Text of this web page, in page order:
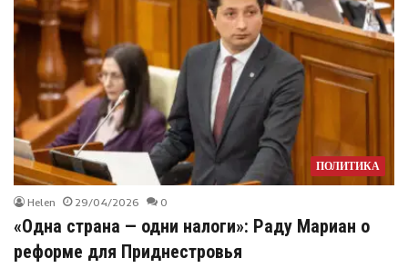
ПОЛИТИКА
Helen 29/04/2026 0
«Одна страна — одни налоги»: Раду Мариан о
реформе для Приднестровья